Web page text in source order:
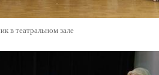
в театральном зале